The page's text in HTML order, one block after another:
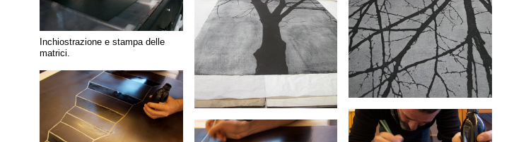
Inchiostrazione e stampa delle
matrici.